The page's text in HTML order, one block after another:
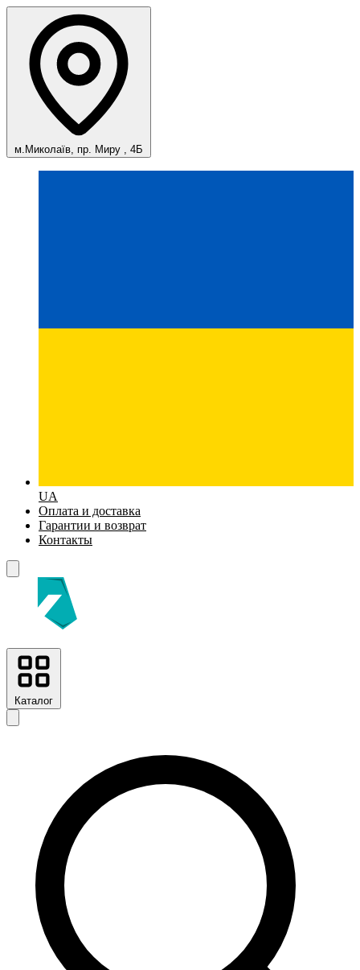
м.Миколаїв, пр. Миру , 4Б
UA
Оплата и доставка
Гарантии и возврат
Контакты
Каталог